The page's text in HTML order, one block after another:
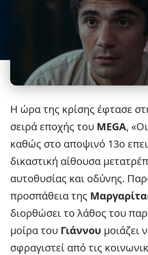
Η ώρα της κρίσης έφτασε
σειρά εποχής του MEGA, «
καθώς στο αποψινό 13ο
δικαστική αίθουσα
αυτοθυσίας και οδύνης.
προσπάθεια της
διορθώσει το λάθος του
μοίρα του Γιάννου μοιάζει
σφραγιστεί από τις